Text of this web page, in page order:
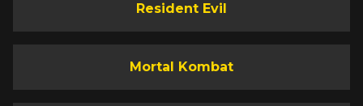
Resident Evil
Mortal Kombat